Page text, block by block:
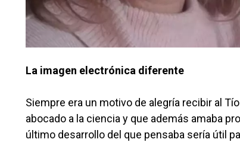
La imagen electrónica diferente
Siempre era un motivo de alegría recibir al
abocado a la ciencia y que además amaba
último desarrollo del que pensaba sería útil